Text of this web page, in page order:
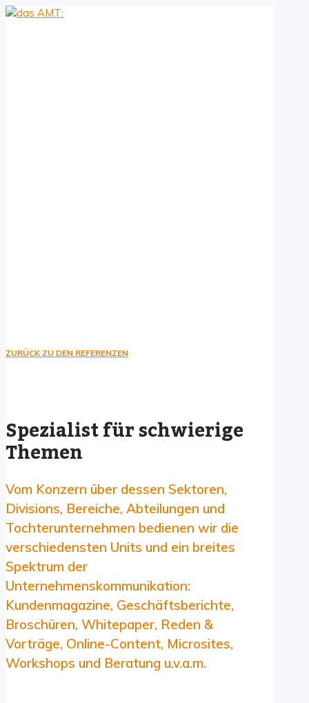
ZURÜCK ZU DEN REFERENZEN
Spezialist für schwierige
Themen
Vom Konzern über dessen Sektoren,
Divisions, Bereiche, Abteilungen und
Tochterunternehmen bedienen wir die
verschiedensten Units und ein breites
Spektrum der
Unternehmenskommunikation:
Kundenmagazine, Geschäftsberichte,
Broschüren, Whitepaper, Reden &
Vorträge, Online-Content, Microsites,
Workshops und Beratung u.v.a.m.